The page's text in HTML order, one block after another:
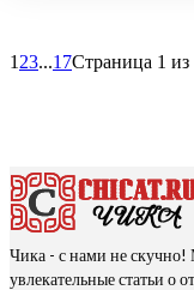
1 23...17Страница 1 из
Чика - с нами не скучно!
увлекательные статьи о